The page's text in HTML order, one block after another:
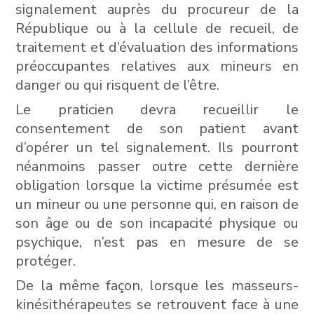
signalement auprès du procureur de la
République ou à la cellule de recueil, de
traitement et d’évaluation des informations
préoccupantes relatives aux mineurs en
danger ou qui risquent de l’être.
Le praticien devra recueillir le
consentement de son patient avant
d’opérer un tel signalement. Ils pourront
néanmoins passer outre cette dernière
obligation lorsque la victime présumée est
un mineur ou une personne qui, en raison de
son âge ou de son incapacité physique ou
psychique, n’est pas en mesure de se
protéger.
De la même façon, lorsque les masseurs-
kinésithérapeutes se retrouvent face à une